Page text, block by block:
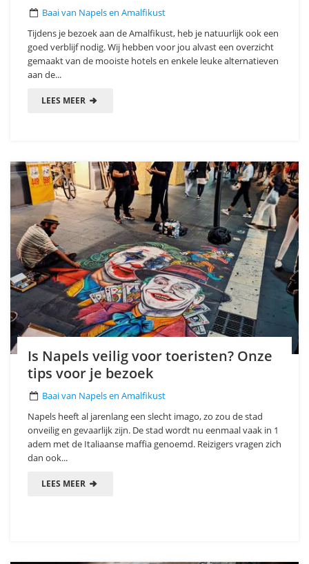
Baai van Napels en Amalfikust
Tijdens je bezoek aan de Amalfikust, heb je natuurlijk ook een
goed verblijf nodig. Wij hebben voor jou alvast een overzicht
gemaakt van de mooiste hotels en enkele leuke alternatieven
aan de...
LEES MEER
Is Napels veilig voor toeristen? Onze
tips voor je bezoek
Baai van Napels en Amalfikust
Napels heeft al jarenlang een slecht imago, zo zou de stad
onveilig en gevaarlijk zijn. De stad wordt nu eenmaal vaak in 1
adem met de Italiaanse maffia genoemd. Reizigers vragen zich
dan ook...
LEES MEER